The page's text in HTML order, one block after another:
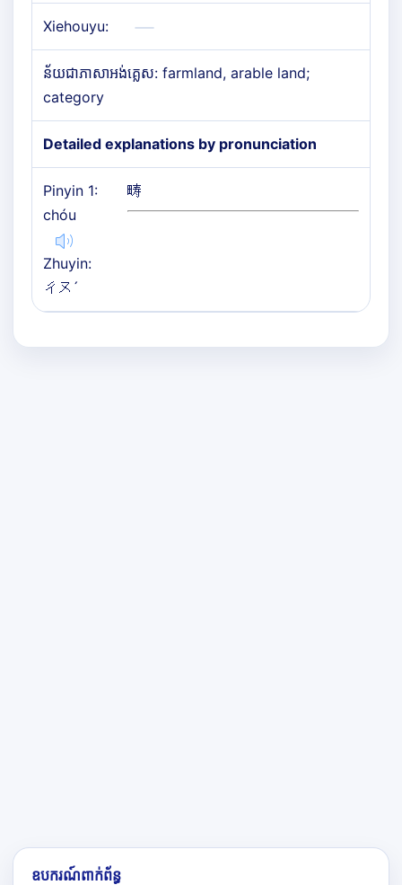
Xiehouyu:
ន័យជាភាសាអង់គ្លេស: farmland, arable land;
category
Detailed explanations by pronunciation
Pinyin 1:
chóu
Zhuyin:
ㄔㄡˊ
畴
ឧបករណ៍ពាក់ព័ន្ធ